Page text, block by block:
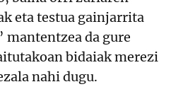
eta testua gainjarrita
da gure
bidaiak merezi
nahi dugu.